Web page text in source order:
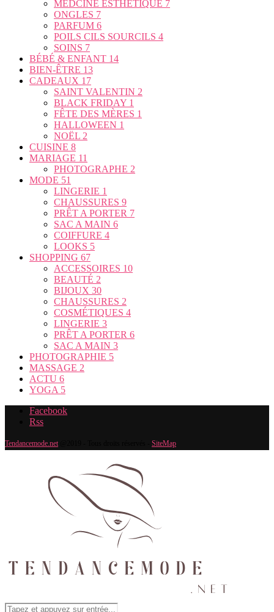
MEDCINE ESTHETIQUE 7
ONGLES 7
PARFUM 6
POILS CILS SOURCILS 4
SOINS 7
BÉBÉ & ENFANT 14
BIEN-ÊTRE 13
CADEAUX 17
SAINT VALENTIN 2
BLACK FRIDAY 1
FÊTE DES MÈRES 1
HALLOWEEN 1
NOËL 2
CUISINE 8
MARIAGE 11
PHOTOGRAPHE 2
MODE 51
LINGERIE 1
CHAUSSURES 9
PRÊT A PORTER 7
SAC A MAIN 6
COIFFURE 4
LOOKS 5
SHOPPING 67
ACCESSOIRES 10
BEAUTÉ 2
BIJOUX 30
CHAUSSURES 2
COSMÉTIQUES 4
LINGERIE 3
PRÊT A PORTER 6
SAC A MAIN 3
PHOTOGRAPHIE 5
MASSAGE 2
ACTU 6
YOGA 5
Facebook
Rss
Tendancemode.net SiteMap